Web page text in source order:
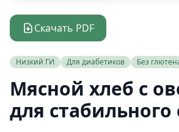
Скачать PDF
Низкий ГИ Для диабетиков Без
Мясной хлеб с
для стабильного